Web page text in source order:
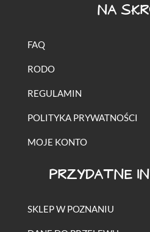
NA
FAQ
RODO
REGULAMIN
POLITYKA PRYWATNOŚCI
MOJE KONTO
PRZYDATNE
SKLEP W POZNANIU